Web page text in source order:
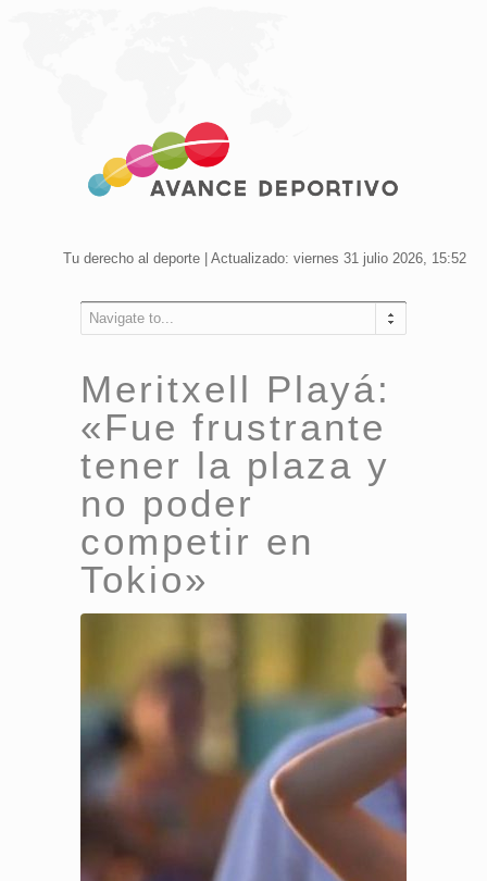
Tu derecho al deporte | Actualizado: viernes 31 julio 2026, 15:52
Navigate to...
Meritxell Playá:
«Fue frustrante
tener la plaza y
no poder
competir en
Tokio»